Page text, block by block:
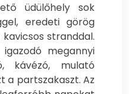
üdülőhely sok
eredeti görög
stranddal.
megannyi
kávézó, mulató
a partszakaszt. Az